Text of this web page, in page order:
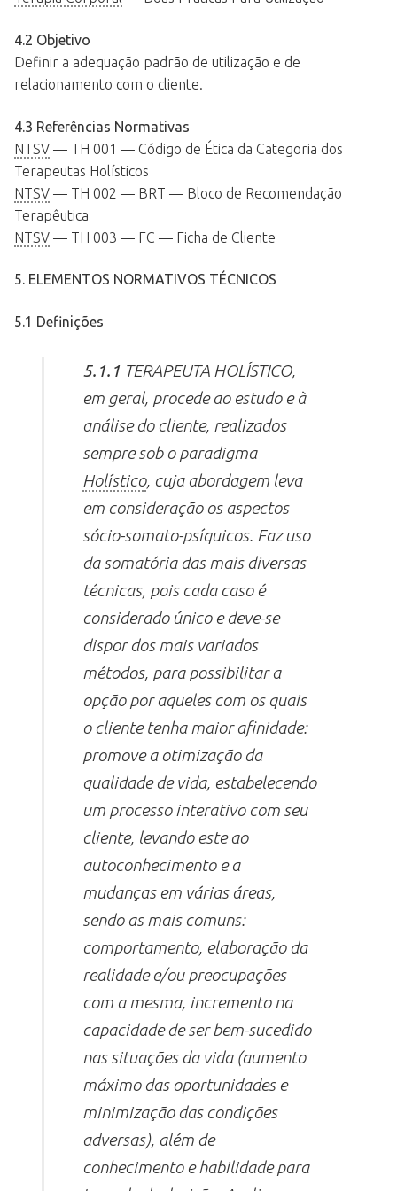
4.2 Objetivo
Definir a adequação padrão de utilização e de
relacionamento com o cliente.
4.3 Referências Normativas
NTSV — TH 001 — Código de Ética da Categoria dos
Terapeutas Holísticos
NTSV — TH 002 — BRT — Bloco de Recomendação
Terapêutica
NTSV — TH 003 — FC — Ficha de Cliente
5. ELEMENTOS NORMATIVOS TÉCNICOS
5.1 Definições
5.1.1 TERAPEUTA HOLÍSTICO,
em geral, procede ao estudo e à
análise do cliente, realizados
sempre sob o paradigma
Holístico, cuja abordagem leva
em consideração os aspectos
sócio-somato-psíquicos. Faz uso
da somatória das mais diversas
técnicas, pois cada caso é
considerado único e deve-se
dispor dos mais variados
métodos, para possibilitar a
opção por aqueles com os quais
o cliente tenha maior afinidade:
promove a otimização da
qualidade de vida, estabelecendo
um processo interativo com seu
cliente, levando este ao
autoconhecimento e a
mudanças em várias áreas,
sendo as mais comuns:
comportamento, elaboração da
realidade e/ou preocupações
com a mesma, incremento na
capacidade de ser bem-sucedido
nas situações da vida (aumento
máximo das oportunidades e
minimização das condições
adversas), além de
conhecimento e habilidade para